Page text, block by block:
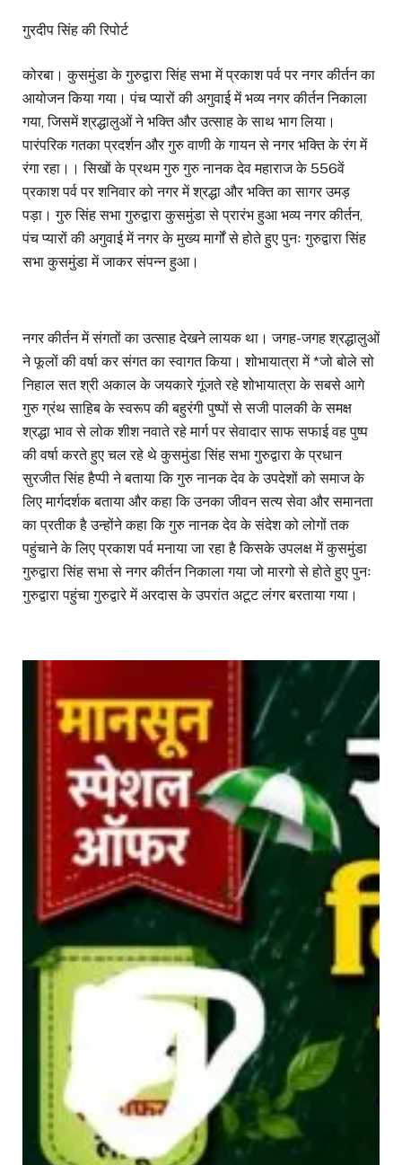
गुरदीप सिंह की रिपोर्ट
कोरबा। कुसमुंडा के गुरुद्वारा सिंह सभा में प्रकाश पर्व पर नगर कीर्तन का
आयोजन किया गया। पंच प्यारों की अगुवाई में भव्य नगर कीर्तन निकाला
गया, जिसमें श्रद्धालुओं ने भक्ति और उत्साह के साथ भाग लिया।
पारंपरिक गतका प्रदर्शन और गुरु वाणी के गायन से नगर भक्ति के रंग में
रंगा रहा।। सिखों के प्रथम गुरु गुरु नानक देव महाराज के 556वें
प्रकाश पर्व पर शनिवार को नगर में श्रद्धा और भक्ति का सागर उमड़
पड़ा। गुरु सिंह सभा गुरुद्वारा कुसमुंडा से प्रारंभ हुआ भव्य नगर कीर्तन,
पंच प्यारों की अगुवाई में नगर के मुख्य मार्गों से होते हुए पुनः गुरुद्वारा सिंह
सभा कुसमुंडा में जाकर संपन्न हुआ।
नगर कीर्तन में संगतों का उत्साह देखने लायक था। जगह-जगह श्रद्धालुओं
ने फूलों की वर्षा कर संगत का स्वागत किया। शोभायात्रा में *जो बोले सो
निहाल सत श्री अकाल के जयकारे गूंजते रहे शोभायात्रा के सबसे आगे
गुरु ग्रंथ साहिब के स्वरूप की बहुरंगी पुष्पों से सजी पालकी के समक्ष
श्रद्धा भाव से लोक शीश नवाते रहे मार्ग पर सेवादार साफ सफाई वह पुष्प
की वर्षा करते हुए चल रहे थे कुसमुंडा सिंह सभा गुरुद्वारा के प्रधान
सुरजीत सिंह हैप्पी ने बताया कि गुरु नानक देव के उपदेशों को समाज के
लिए मार्गदर्शक बताया और कहा कि उनका जीवन सत्य सेवा और समानता
का प्रतीक है उन्होंने कहा कि गुरु नानक देव के संदेश को लोगों तक
पहुंचाने के लिए प्रकाश पर्व मनाया जा रहा है किसके उपलक्ष में कुसमुंडा
गुरुद्वारा सिंह सभा से नगर कीर्तन निकाला गया जो मारगो से होते हुए पुनः
गुरुद्वारा पहुंचा गुरुद्वारे में अरदास के उपरांत अटूट लंगर बरताया गया।